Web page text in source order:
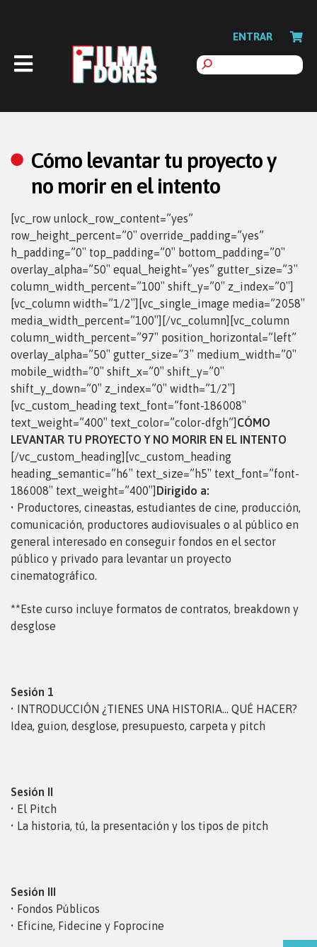
ENTRAR
Cómo levantar tu proyecto y
no morir en el intento
[vc_row unlock_row_content=”yes”
row_height_percent=”0″ override_padding=”yes”
h_padding=”0″ top_padding=”0″ bottom_padding=”0″
overlay_alpha=”50″ equal_height=”yes” gutter_size=”3″
column_width_percent=”100″ shift_y=”0″ z_index=”0″]
[vc_column width=”1/2″][vc_single_image media=”2058″
media_width_percent=”100″][/vc_column][vc_column
column_width_percent=”97″ position_horizontal=”left”
overlay_alpha=”50″ gutter_size=”3″ medium_width=”0″
mobile_width=”0″ shift_x=”0″ shift_y=”0″
shift_y_down=”0″ z_index=”0″ width=”1/2″]
[vc_custom_heading text_font=”font-186008″
text_weight=”400″ text_color=”color-dfgh”] CÓMO
LEVANTAR TU PROYECTO Y NO MORIR EN EL INTENTO
[/vc_custom_heading][vc_custom_heading
heading_semantic=”h6″ text_size=”h5″ text_font=”font-
186008″ text_weight=”400″] Dirigido a:
• Productores, cineastas, estudiantes de cine, producción,
comunicación, productores audiovisuales o al público en
general interesado en conseguir fondos en el sector
público y privado para levantar un proyecto
cinematográfico.
**Este curso incluye formatos de contratos, breakdown y
desglose
Sesión 1
• INTRODUCCIÓN ¿TIENES UNA HISTORIA… QUÉ HACER?
Idea, guion, desglose, presupuesto, carpeta y pitch
Sesión II
• El Pitch
• La historia, tú, la presentación y los tipos de pitch
Sesión III
• Fondos Públicos
• Eficine, Fidecine y Foprocine